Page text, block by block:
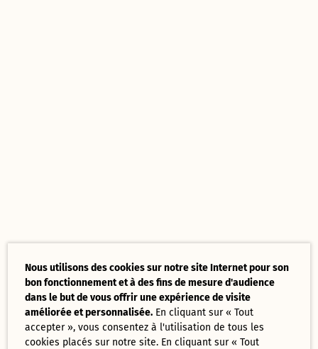
Nous utilisons des cookies sur notre site Internet pour son
bon fonctionnement et à des fins de mesure d'audience
dans le but de vous offrir une expérience de visite
améliorée et personnalisée. En cliquant sur « Tout
accepter », vous consentez à l'utilisation de tous les
cookies placés sur notre site. En cliquant sur « Tout